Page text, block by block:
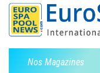
Nos Magazines